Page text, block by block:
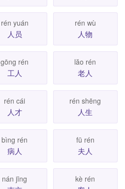
rén yuán
人员
rén wù
人物
gōng rén
工人
lăo rén
老人
rén cái
人才
rén shēng
人生
bìng rén
病人
fū rén
夫人
nán jīng kè rén